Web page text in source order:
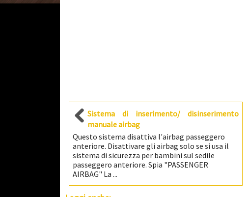
Sistema di inserimento/ disinserimento
manuale airbag
Questo sistema disattiva l'airbag passeggero
anteriore. Disattivare gli airbag solo se si usa il
sistema di sicurezza per bambini sul sedile
passeggero anteriore. Spia "PASSENGER
AIRBAG" La ...